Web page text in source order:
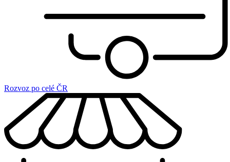
Rozvoz po celé ČR